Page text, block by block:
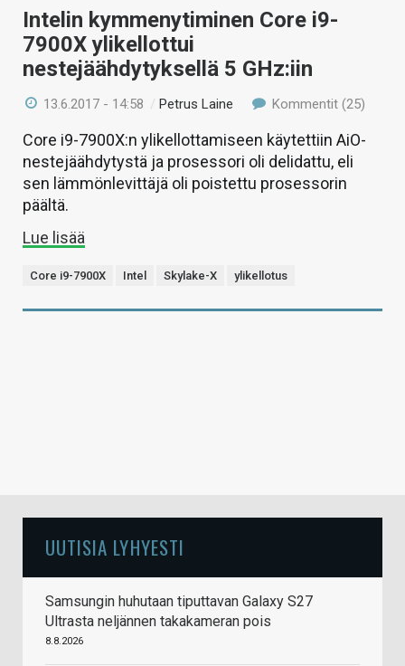
Intelin kymmenytiminen Core i9-
7900X ylikellottui
nestejäähdytyksellä 5 GHz:iin
13.6.2017 - 14:58 /Petrus Laine Kommentit (25)
Core i9-7900X:n ylikellottamiseen käytettiin AiO-
nestejäähdytystä ja prosessori oli delidattu, eli
sen lämmönlevittäjä oli poistettu prosessorin
päältä.
Lue lisää
Core i9-7900X Intel Skylake-X ylikellotus
UUTISIA LYHYESTI
Samsungin huhutaan tiputtavan Galaxy S27
Ultrasta neljännen takakameran pois
8.8.2026